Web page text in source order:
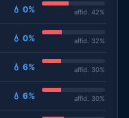
💧 0% affid. 42%
💧 0% affid. 32%
💧 6% affid. 30%
💧 6% affid. 30%